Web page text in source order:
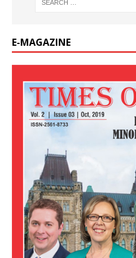
E-MAGAZINE